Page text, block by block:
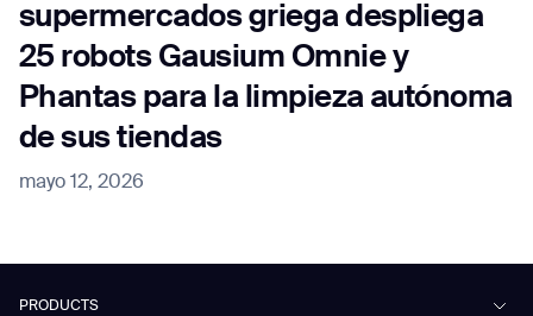
supermercados griega despliega
25 robots Gausium Omnie y
Phantas para la limpieza autónoma
de sus tiendas
mayo 12, 2026
PRODUCTS